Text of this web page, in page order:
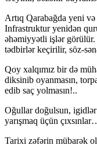
Artıq Qarabağda yeni
Infrastruktur yenidən
əhəmiyyətli işlər görülür.
tədbirlər keçirilir, söz-
Qoy xalqımız bir də
diksinib oyanmasın,
edib saç yolmasın!..
Oğullar doğulsun,
yarışmaq üçün
Tarixi zəfərin mübarək